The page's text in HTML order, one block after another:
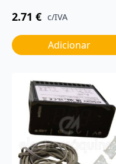
2.71 € c/IVA
Adicionar